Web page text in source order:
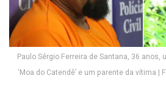
Paulo Sérgio Ferreira de Santana, 36
‘Moa do Catendê’ e um parente da vítima |